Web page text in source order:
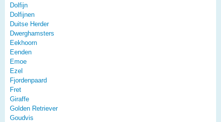
Dolfijn
Dolfijnen
Duitse Herder
Dwerghamsters
Eekhoorn
Eenden
Emoe
Ezel
Fjordenpaard
Fret
Giraffe
Golden Retriever
Goudvis